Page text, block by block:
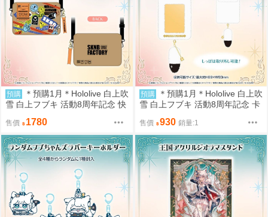
預購
＊預購1月＊Hololive 白上吹
雪 白上フブキ 活動8周年記念 快
售價 1780
預購
＊預購1月＊Hololive 白上吹
雪 白上フブキ 活動8周年記念 卡
售價 930 銷量:1